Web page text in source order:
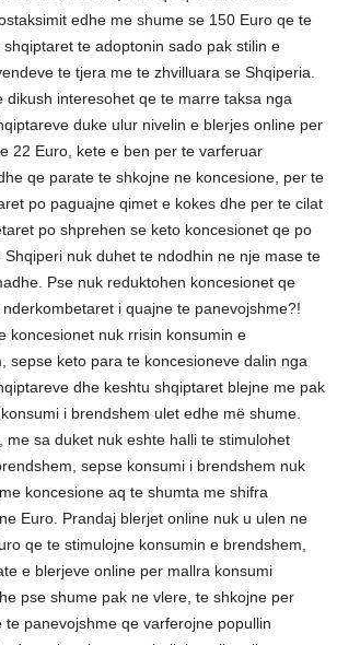
edhe me shume se 150 Euro qe te
shqiptaret te adoptonin sado pak stilin e
te tjera me te zhvilluara se Shqiperia.
dikush interesohet qe te marre taksa nga
duke ulur nivelin e blerjes online per
22 Euro, kete e ben per te varferuar
qe parate te shkojne ne koncesione, per te
po paguajne qimet e kokes dhe per te cilat
po shprehen se keto koncesionet qe po
Shqiperi nuk duhet te ndodhin ne nje mase te
Pse nuk reduktohen koncesionet qe
i quajne te panevojshme?!
koncesionet nuk rrisin konsumin e
sepse keto para te koncesioneve dalin nga
dhe keshtu shqiptaret blejne me pak
i brendshem ulet edhe më shume.
me sa duket nuk eshte halli te stimulohet
sepse konsumi i brendshem nuk
koncesione aq te shumta me shifra
Euro. Prandaj blerjet online nuk u ulen ne
qe te stimulojne konsumin e brendshem,
e blerjeve online per mallra konsumi
pse shume pak ne vlere, te shkojne per
te panevojshme qe varferojne popullin